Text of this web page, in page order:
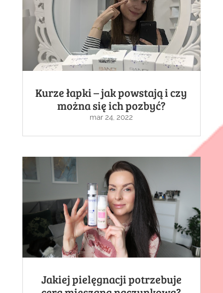
Kurze łapki – jak powstają i czy
można się ich pozbyć?
mar 24, 2022
Jakiej pielęgnacji potrzebuje